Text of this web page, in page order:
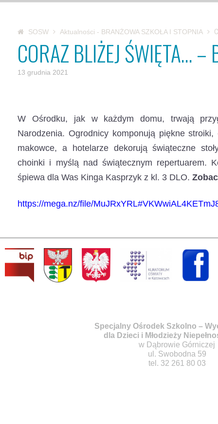
SOSW Aktualności - BRANŻOWA SZKOŁA I STOPNIA
CORAZ BLIŻEJ ŚWIĘTA… –
13 grudnia 2021
W Ośrodku, jak w każdym domu, trwają
Narodzenia. Ogrodnicy komponują piękne
makowce, a hotelarze dekorują świąteczne
choinki i myślą nad świątecznym repertuarem.
śpiewa dla Was Kinga Kasprzyk z kl. 3 DLO.
https://mega.nz/file/
Specjalny Ośrodek Szkolno –
dla Dzieci i Młodzieży
w Dąbrowie Górniczej
ul. Swobodna 59
tel. 32 261 80 03